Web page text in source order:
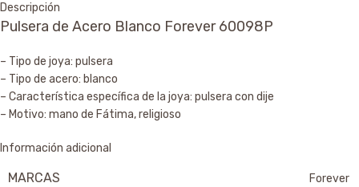
Descripción
Pulsera de Acero Blanco Forever 60098P
– Tipo de joya: pulsera
– Tipo de acero: blanco
– Característica específica de la joya: pulsera con dije
– Motivo: mano de Fátima, religioso
Información adicional
MARCAS Forever